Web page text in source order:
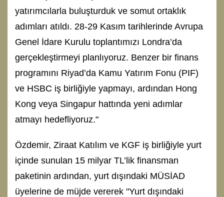
yatırımcılarla buluşturduk ve somut ortaklık
adımları atıldı. 28-29 Kasım tarihlerinde Avrupa
Genel İdare Kurulu toplantımızı Londra’da
gerçekleştirmeyi planlıyoruz. Benzer bir finans
programını Riyad’da Kamu Yatırım Fonu (PIF)
ve HSBC iş birliğiyle yapmayı, ardından Hong
Kong veya Singapur hattında yeni adımlar
atmayı hedefliyoruz."
Özdemir, Ziraat Katılım ve KGF iş birliğiyle yurt
içinde sunulan 15 milyar TL’lik finansman
paketinin ardından, yurt dışındaki MÜSİAD
üyelerine de müjde vererek "Yurt dışındaki